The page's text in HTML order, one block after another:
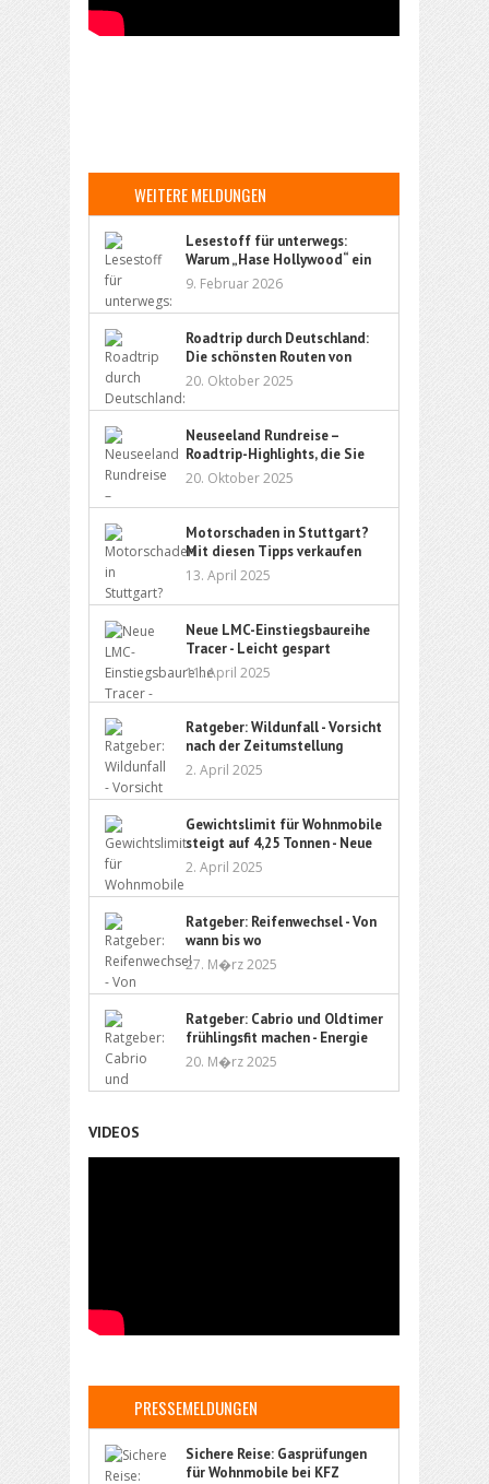
WEITERE MELDUNGEN
Lesestoff für unterwegs:
Warum „Hase Hollywood“ ein
ideales Kinderbuch für Reisen
9. Februar 2026
Roadtrip durch Deutschland:
Die schönsten Routen von
Nord bis Süd
20. Oktober 2025
Neuseeland Rundreise –
Roadtrip-Highlights, die Sie
nicht verpassen sollten
20. Oktober 2025
Motorschaden in Stuttgart?
Mit diesen Tipps verkaufen
Sie Ihr Auto sorgenfrei
13. April 2025
Neue LMC-Einstiegsbaureihe
Tracer - Leicht gespart
11. April 2025
Ratgeber: Wildunfall - Vorsicht
nach der Zeitumstellung
2. April 2025
Gewichtslimit für Wohnmobile
steigt auf 4,25 Tonnen - Neue
Führerschein-Richtlinie ebnet
den Weg
2. April 2025
Ratgeber: Reifenwechsel - Von
wann bis wo
27. M�rz 2025
Ratgeber: Cabrio und Oldtimer
frühlingsfit machen - Energie
und Flüssigkeit
20. M�rz 2025
VIDEOS
PRESSEMELDUNGEN
Sichere Reise: Gasprüfungen
für Wohnmobile bei KFZ